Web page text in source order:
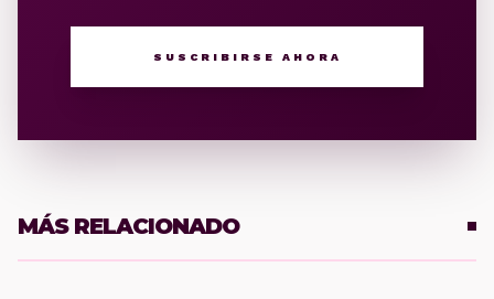
SUSCRIBIRSE AHORA
MÁS RELACIONADO